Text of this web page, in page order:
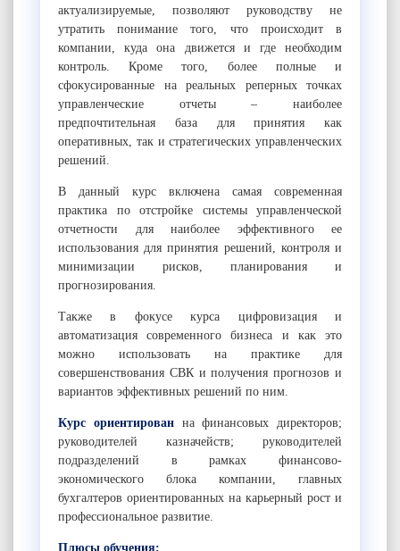
актуализируемые, позволяют руководству не
утратить понимание того, что происходит в
компании, куда она движется и где необходим
контроль. Кроме того, более полные и
сфокусированные на реальных реперных точках
управленческие отчеты – наиболее
предпочтительная база для принятия как
оперативных, так и стратегических управленческих
решений.
В данный курс включена самая современная
практика по отстройке системы управленческой
отчетности для наиболее эффективного ее
использования для принятия решений, контроля и
минимизации рисков, планирования и
прогнозирования.
Также в фокусе курса цифровизация и
автоматизация современного бизнеса и как это
можно использовать на практике для
совершенствования СВК и получения прогнозов и
вариантов эффективных решений по ним.
Курс ориентирован на финансовых директоров;
руководителей казначейств; руководителей
подразделений в рамках финансово-
экономического блока компании, главных
бухгалтеров ориентированных на карьерный рост и
профессиональное развитие.
Плюсы обучения: